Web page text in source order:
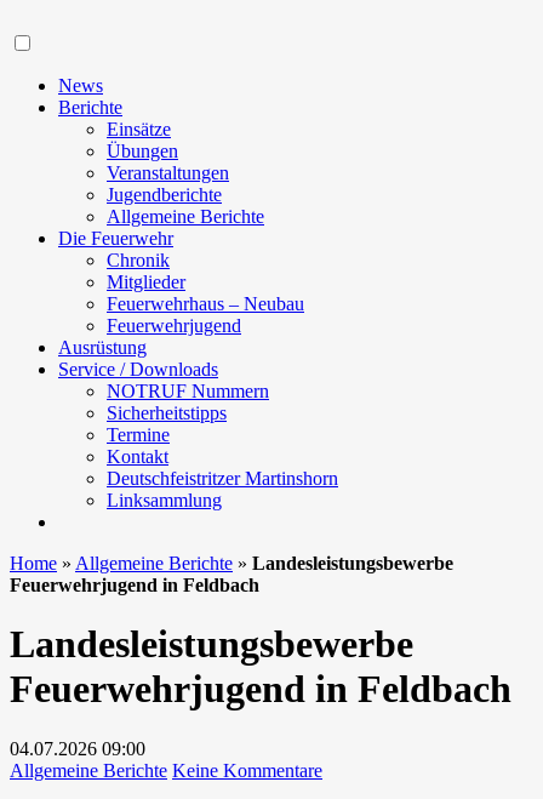
News
Berichte
Einsätze
Übungen
Veranstaltungen
Jugendberichte
Allgemeine Berichte
Die Feuerwehr
Chronik
Mitglieder
Feuerwehrhaus – Neubau
Feuerwehrjugend
Ausrüstung
Service / Downloads
NOTRUF Nummern
Sicherheitstipps
Termine
Kontakt
Deutschfeistritzer Martinshorn
Linksammlung
Home » Allgemeine Berichte » Landesleistungsbewerbe
Feuerwehrjugend in Feldbach
Landesleistungsbewerbe
Feuerwehrjugend in Feldbach
04.07.2026 09:00
Allgemeine Berichte Keine Kommentarezu